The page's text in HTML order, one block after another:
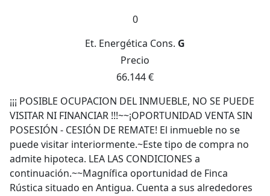
0
Et. Energética Cons. G
Precio
66.144 €
¡¡¡ POSIBLE OCUPACION DEL INMUEBLE, NO SE PUEDE
VISITAR NI FINANCIAR !!!~~¡OPORTUNIDAD VENTA SIN
POSESIÓN - CESIÓN DE REMATE! El inmueble no se
puede visitar interiormente.~Este tipo de compra no
admite hipoteca. LEA LAS CONDICIONES a
continuación.~~Magnífica oportunidad de Finca
Rústica situado en Antigua. Cuenta a sus alrededores